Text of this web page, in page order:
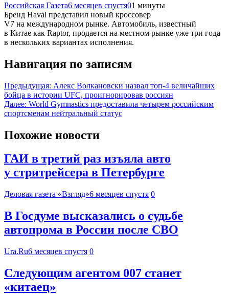
Российская Газета6 месяцев спустя01 минуты
Бренд Haval представил новый кроссовер
V7 на международном рынке. Автомобиль, известный
в Китае как Raptor, продается на местном рынке уже три года
в нескольких вариантах исполнения.
Навигация по записям
Предыдущая: Алекс Волкановски назвал топ-4 величайших
бойца в истории UFC, проигнорировав россиян
Далее: World Gymnastics предоставила четырем российским
спортсменам нейтральный статус
Похожие новости
ГАИ в третий раз изъяла авто
у стритрейсера в Петербурге
Деловая газета «Взгляд»6 месяцев спустя 0
В Госдуме высказались о судьбе
автопрома в России после СВО
Ura.Ru6 месяцев спустя 0
Следующим агентом 007 станет
«китаец»